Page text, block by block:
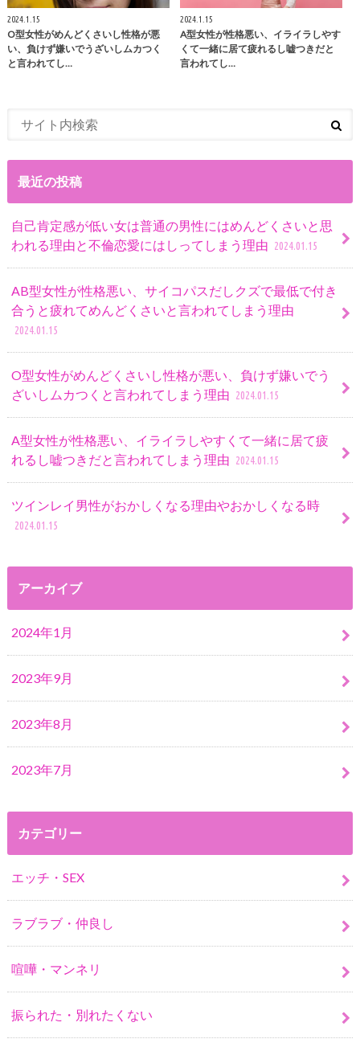
2024.1.15
O型女性がめんどくさいし性格が悪
い、負けず嫌いでうざいしムカつく
と言われてし…
2024.1.15
A型女性が性格悪い、イライラしやす
くて一緒に居て疲れるし嘘つきだと
言われてし…
最近の投稿
自己肯定感が低い女は普通の男性にはめんどくさいと思
われる理由と不倫恋愛にはしってしまう理由 2024.01.15
AB型女性が性格悪い、サイコパスだしクズで最低で付き
合うと疲れてめんどくさいと言われてしまう理由
2024.01.15
O型女性がめんどくさいし性格が悪い、負けず嫌いでう
ざいしムカつくと言われてしまう理由 2024.01.15
A型女性が性格悪い、イライラしやすくて一緒に居て疲
れるし嘘つきだと言われてしまう理由 2024.01.15
ツインレイ男性がおかしくなる理由やおかしくなる時
2024.01.15
アーカイブ
2024年1月
2023年9月
2023年8月
2023年7月
カテゴリー
エッチ・SEX
ラブラブ・仲良し
喧嘩・マンネリ
振られた・別れたくない